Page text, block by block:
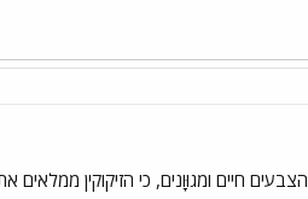
חיים ומגוּוָנים, כי הזיקוקין